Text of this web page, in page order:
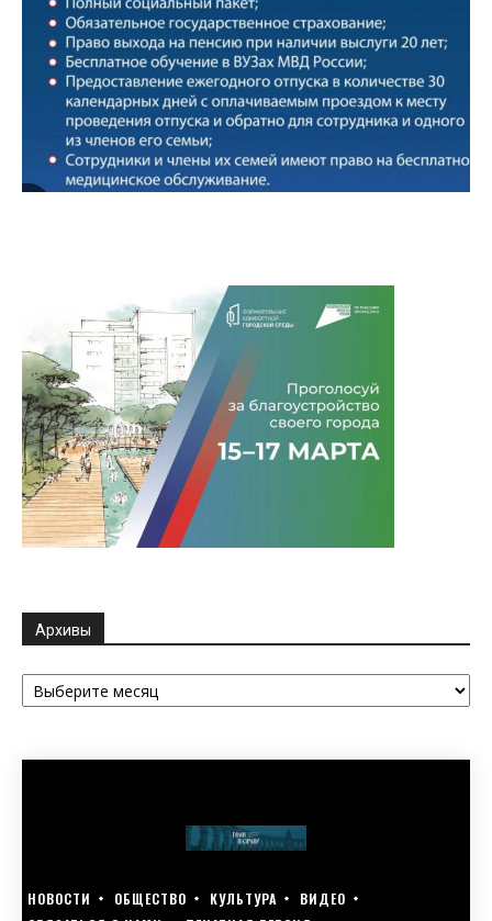
Архивы
Архивы
НОВОСТИ ОБЩЕСТВО КУЛЬТУРА
ВИДЕО